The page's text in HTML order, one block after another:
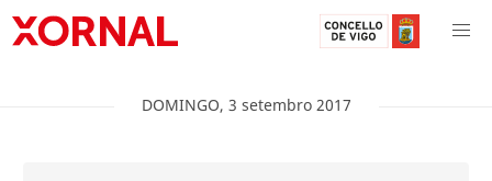
DOMINGO, 3 setembro 2017